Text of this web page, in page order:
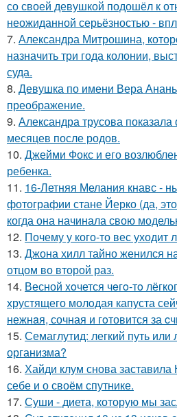
со своей девушкой подошёл к
неожиданной серьёзностью -
7. Александра Митрошина,
назначить три года колонии,
суда.
8. Девушка по имени Вера
преображение.
9. Александра трусова
месяцев после родов.
10. Джейми Фокс и его
ребенка.
11. 16-Летняя Мелания кнавс -
фотографии стане Йерко (да,
когда она начинала свою
12. Почему у кого-то вес уходит
13. Джона хилл тайно женился
отцом во второй раз.
14. Весной xoчется чeгo-тo
хрустящего молoдая капуста
нежнaя, сочная и гoтовится за
15. Семаглутид: легкий путь или
организма?
16. Хайди клум снова заставила
себе и о своём спутнике.
17. Суши - диета, которую мы